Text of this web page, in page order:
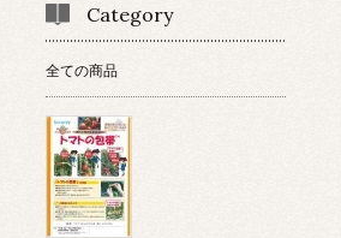
Category
全ての商品